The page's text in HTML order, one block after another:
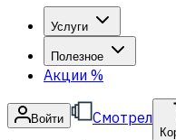
Услуги
Полезное
Акции %
Войти Смотрел